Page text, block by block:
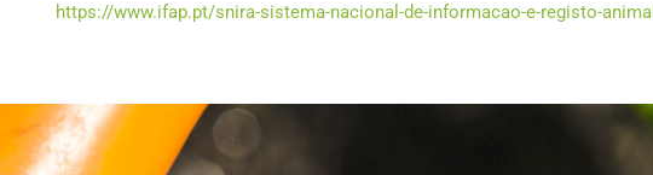
https://www.ifap.pt/snira-sistema-nacional-de-informacao-e-registo-animal